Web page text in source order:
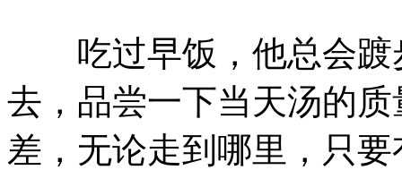
吃过早饭，他总会踱
去，品尝一下当天汤的
差，无论走到哪里，只